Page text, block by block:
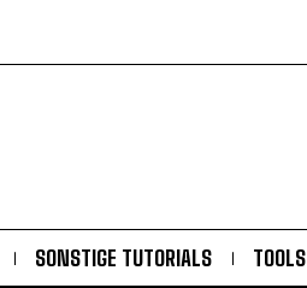
SONSTIGE TUTORIALS TOOLS